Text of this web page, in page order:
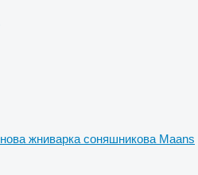
нова жниварка соняшникова Maans